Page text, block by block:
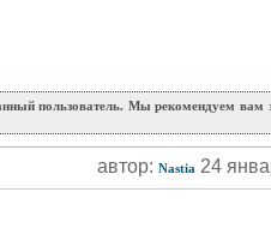
пользователь. Мы рекомендуем вам
автор: Nastia 24